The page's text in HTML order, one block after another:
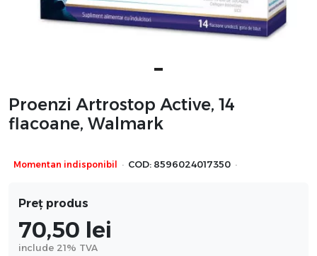
Proenzi Artrostop Active, 14
flacoane, Walmark
Momentan indisponibil · COD: 8596024017350 ·
Preț produs
70,50 lei
include 21% TVA